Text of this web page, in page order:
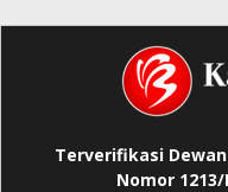
Terverifikasi
Nomor